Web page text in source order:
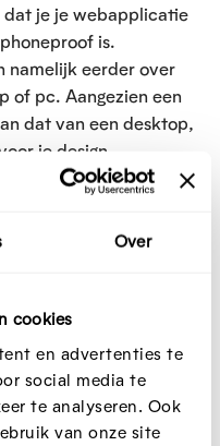
Over
cookies
en advertenties te
social media te
te analyseren. Ook
van onze site
dat je je webapplicatie
is.
namelijk eerder over
of pc. Aangezien een
dat van een desktop,
je design.
Guidelines
je website of
checklist van
digitale product